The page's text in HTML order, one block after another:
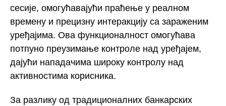
сесије, омогућавајући праћење у реалном
времену и прецизну интеракцију са зараженим
уређајима. Ова функционалност омогућава
потпуно преузимање контроле над уређајем,
дајући нападачима широку контролу над
активностима корисника.
За разлику од традиционалних банкарских